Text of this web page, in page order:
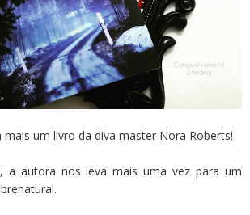
um livro da diva master Nora Roberts!
a autora nos leva mais uma vez para um